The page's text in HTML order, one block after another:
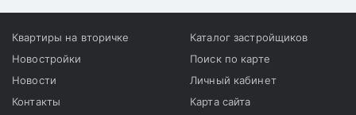
Квартиры на вторичке
Новостройки
Новости
Контакты
Каталог застройщиков
Поиск по карте
Личный кабинет
Карта сайта